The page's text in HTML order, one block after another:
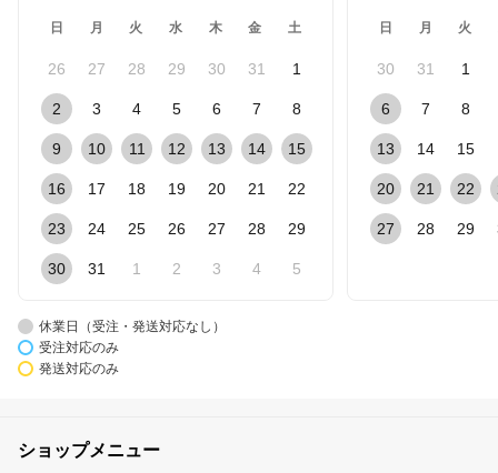
日 月 火 水 木 金 土
26 27 28 29 30 31 1
2 3 4 5 6 7 8
9 10 11 12 13 14 15
16 17 18 19 20 21 22
23 24 25 26 27 28 29
30 31 1 2 3 4 5
日 月 火
30 31 1
6 7 8
13 14 15
20 21 22
27 28 29
休業日（受注・発送対応なし）
受注対応のみ
発送対応のみ
ショップメニュー